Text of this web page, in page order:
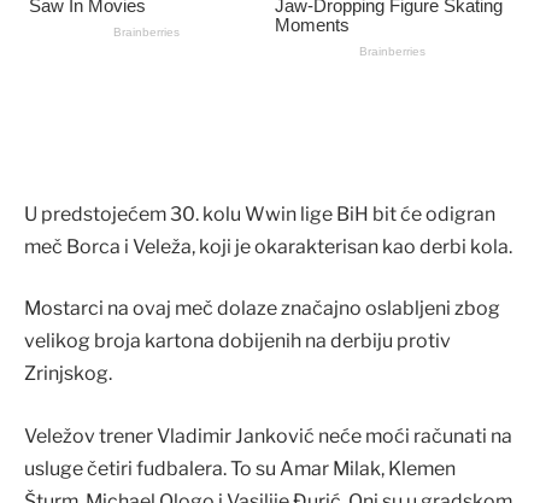
U predstojećem 30. kolu Wwin lige BiH bit će odigran
meč Borca i Veleža, koji je okarakterisan kao derbi kola.
Mostarci na ovaj meč dolaze značajno oslabljeni zbog
velikog broja kartona dobijenih na derbiju protiv
Zrinjskog.
Veležov trener Vladimir Janković neće moći računati na
usluge četiri fudbalera. To su Amar Milak, Klemen